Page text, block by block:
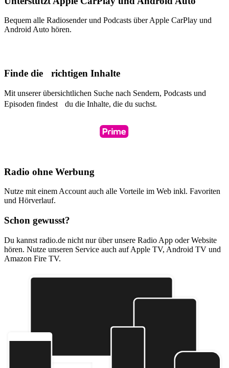
Bequem alle Radiosender und Podcasts über Apple CarPlay und
Android Auto hören.
Finde die richtigen Inhalte
Mit unserer übersichtlichen Suche nach Sendern, Podcasts und
Episoden findest du die Inhalte, die du suchst.
Radio ohne Werbung
Nutze mit einem Account auch alle Vorteile im Web inkl. Favoriten
und Hörverlauf.
Schon gewusst?
Du kannst radio.de nicht nur über unsere Radio App oder Website
hören. Nutze unseren Service auch auf Apple TV, Android TV und
Amazon Fire TV.